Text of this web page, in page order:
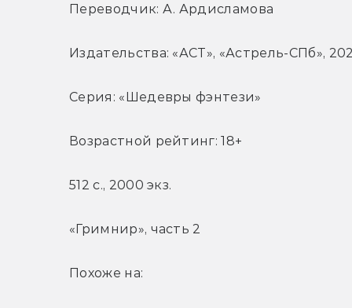
Переводчик: А. Ардисламова
Издательства: «АСТ», «Астрель-СПб»,
Серия: «Шедевры фэнтези»
Возрастной рейтинг: 18+
512 с., 2000 экз.
«Гримнир», часть 2
Похоже на: